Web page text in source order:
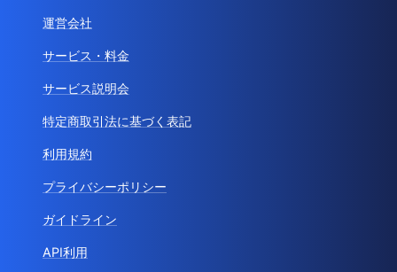
運営会社
サービス・料金
サービス説明会
特定商取引法に基づく表記
利用規約
プライバシーポリシー
ガイドライン
API利用